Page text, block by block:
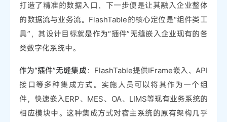
打造了精准的数据入口，下一步便是让其融入企业整体
的数据流与业务流。FlashTable的核心定位是“组件类工
具”，其设计目标就是作为“插件”无缝嵌入企业现有的各
类数字化系统中。
作为“插件”无缝集成：FlashTable提供IFrame嵌入、API
接口等多种集成方式。实施人员可以将其作为一个组
件，快速嵌入ERP、MES、OA、LIMS等现有业务系统的
相应模块中。这种集成方式对宿主系统的原有架构几乎